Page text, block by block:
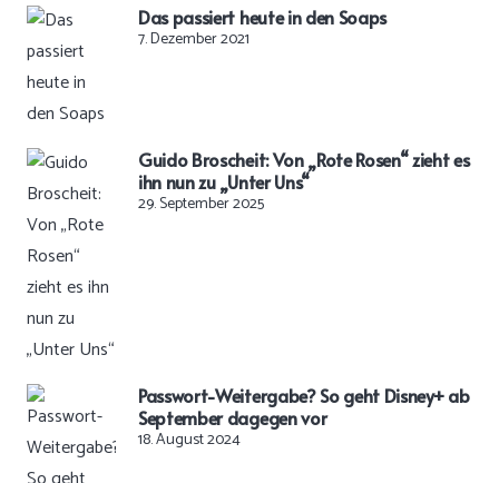
Das passiert heute in den Soaps
7. Dezember 2021
Guido Broscheit: Von „Rote Rosen“ zieht es
ihn nun zu „Unter Uns“
29. September 2025
Passwort-Weitergabe? So geht Disney+ ab
September dagegen vor
18. August 2024